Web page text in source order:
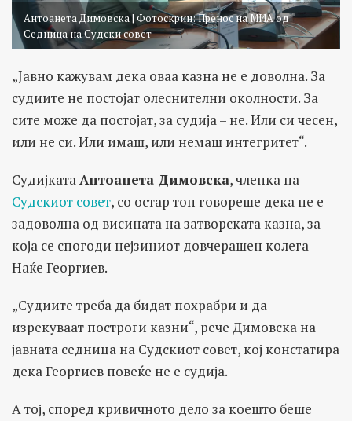
Антоанета Димовска | Фотоскрин: Пренос на МИА од
Седница на Судски совет
„Jавно кажувам дека оваа казна не е доволна. За
судиите не постојат олеснителни околности. За
сите може да постојат, за судија – не. Или си чесен,
или не си. Или имаш, или немаш интегритет“.
СудијкатаАнтоанета Димовска, членка на
Судскиот совет, со остар тон говореше дека не е
задоволна од висината на затворската казна, за
која се спогоди нејзиниот довчерашен колега
Наќе Георгиев.
„Судиите треба да бидат похрабри и да
изрекуваат построги казни“, рече Димовска на
јавната седница на Судскиот совет, кој констатира
дека Георгиев повеќе не е судија.
А тој, според кривичното дело за коешто беше